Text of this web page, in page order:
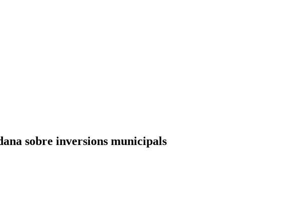
sobre inversions municipals